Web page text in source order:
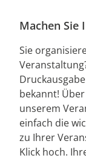
Machen Sie
Sie
bekannt!
unserem
einfach die
zu Ihrer
Klick hoch.